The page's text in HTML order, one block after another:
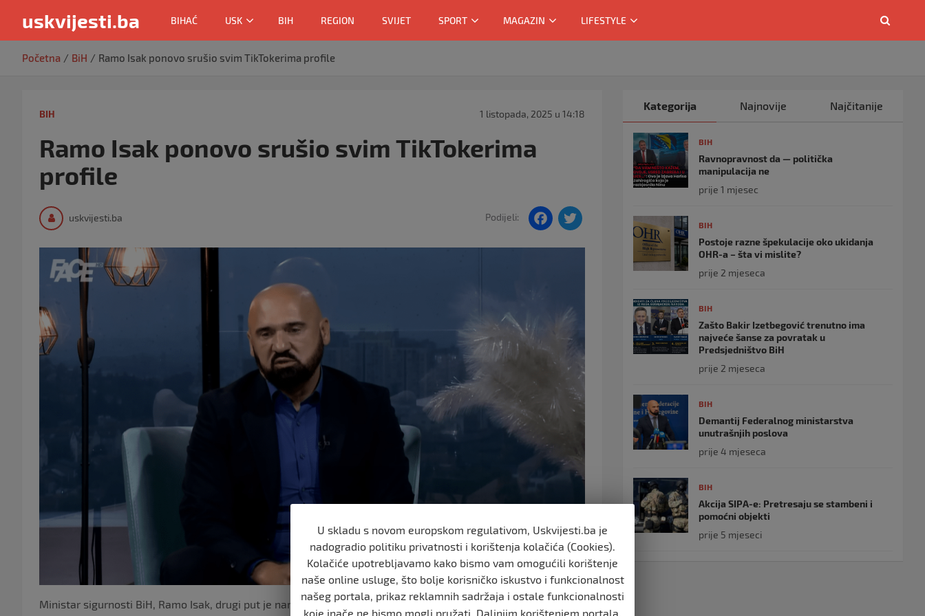
uskvijesti.ba BIHAĆ USK BIH REGION SVIJET SPORT MAGAZIN LIFESTYLE
Početna BiH Ramo Isak ponovo srušio svim TikTokerima profile
BIH 1 listopada, 2025 u 14:18
Ramo Isak ponovo srušio svim TikTokerima
profile
uskvijesti.ba Podijeli:
F
o
k
Ministar sigurnosti BiH, Ramo Isak, drugi put je naredio uklanjanje više TikTok profila, a povod za to bio je
Kategorija Najnovije Najčitanije
BIH
Ravnopravnost da — politička
manipulacija ne
prije 1 mjesec
BIH
Postoje razne špekulacije oko ukidanja
OHR-a – šta vi mislite?
prije 2 mjeseca
BIH
Zašto Bakir Izetbegović trenutno ima
najveće šanse za povratak u
Predsjedništvo BiH
prije 2 mjeseca
BIH
Demantij Federalnog ministarstva
unutrašnjih poslova
prije 4 mjeseca
BIH
Akcija SIPA-e: Pretresaju se stambeni i
pomoćni objekti
prije 5 mjeseci
U skladu s novom europskom regulativom, Uskvijesti.ba je
nadogradio politiku privatnosti i korištenja kolačića (Cookies).
Kolačiće upotrebljavamo kako bismo vam omogućili korištenje
naše online usluge, što bolje korisničko iskustvo i funkcionalnost
našeg portala, prikaz reklamnih sadržaja i ostale funkcionalnosti
koje inače ne bismo mogli pružati. Daljnjim korištenjem portala,